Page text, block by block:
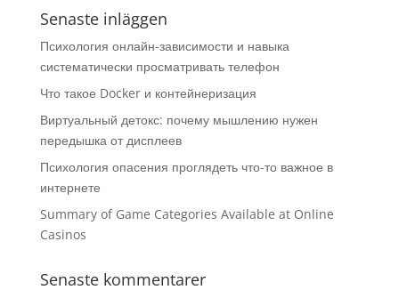
Senaste inläggen
Психология онлайн-зависимости и навыка
систематически просматривать телефон
Что такое Docker и контейнеризация
Виртуальный детокс: почему мышлению нужен
передышка от дисплеев
Психология опасения проглядеть что-то важное в
интернете
Summary of Game Categories Available at Online
Casinos
Senaste kommentarer